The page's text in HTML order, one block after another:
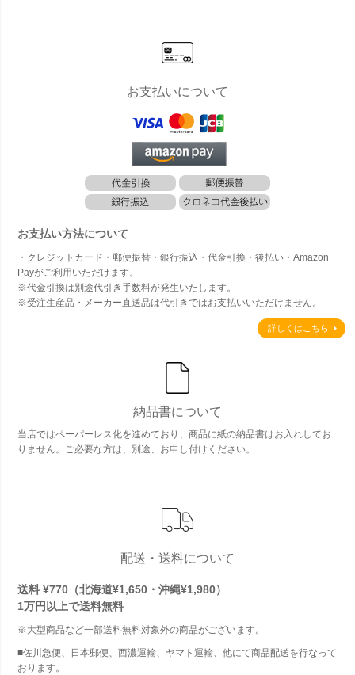
お支払いについて
お支払い方法について
・クレジットカード・郵便振替・銀行振込・代金引換・後払い・Amazon
Payがご利用いただけます。
※代金引換は別途代引き手数料が発生いたします。
※受注生産品・メーカー直送品は代引きではお支払いいただけません。
詳しくはこちら
納品書について
当店ではペーパーレス化を進めており、商品に紙の納品書はお入れしてお
りません。ご必要な方は、別途、お申し付けください。
配送・送料について
送料 ¥770（北海道¥1,650・沖縄¥1,980）
1万円以上で送料無料
※大型商品など一部送料無料対象外の商品がございます。
■佐川急便、日本郵便、西濃運輸、ヤマト運輸、他にて商品配送を行なって
おります。